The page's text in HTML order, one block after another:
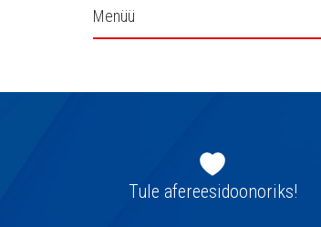
Külgpaani
Menüü
navigatsioonTule afereesidoonoriks!